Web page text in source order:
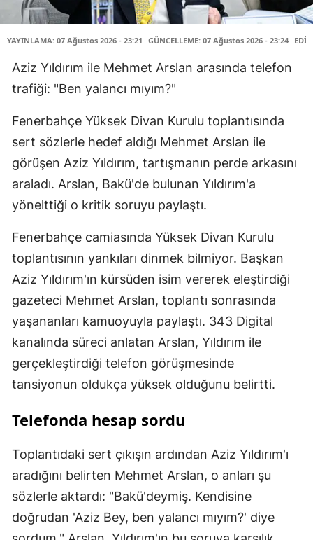
YAYINLAMA: 07 Ağustos 2026 - 23:21 GÜNCELLEME: 07 Ağustos 2026 - 23:24
Aziz Yıldırım ile Mehmet Arslan arasında telefon
trafiği: "Ben yalancı mıyım?"
Fenerbahçe Yüksek Divan Kurulu toplantısında
sert sözlerle hedef aldığı Mehmet Arslan ile
görüşen Aziz Yıldırım, tartışmanın perde arkasını
araladı. Arslan, Bakü'de bulunan Yıldırım'a
yönelttiği o kritik soruyu paylaştı.
Fenerbahçe camiasında Yüksek Divan Kurulu
toplantısının yankıları dinmek bilmiyor. Başkan
Aziz Yıldırım'ın kürsüden isim vererek eleştirdiği
gazeteci Mehmet Arslan, toplantı sonrasında
yaşananları kamuoyuyla paylaştı. 343 Digital
kanalında süreci anlatan Arslan, Yıldırım ile
gerçekleştirdiği telefon görüşmesinde
tansiyonun oldukça yüksek olduğunu belirtti.
Telefonda hesap sordu
Toplantıdaki sert çıkışın ardından Aziz Yıldırım'ı
aradığını belirten Mehmet Arslan, o anları şu
sözlerle aktardı: "Bakü'deymiş. Kendisine
doğrudan 'Aziz Bey, ben yalancı mıyım?' diye